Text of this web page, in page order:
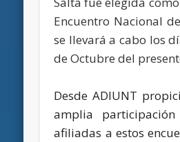
Encuentro Nacional
se llevará a cabo los
de Octubre del
Desde ADIUNT
amplia
afiliadas a estos